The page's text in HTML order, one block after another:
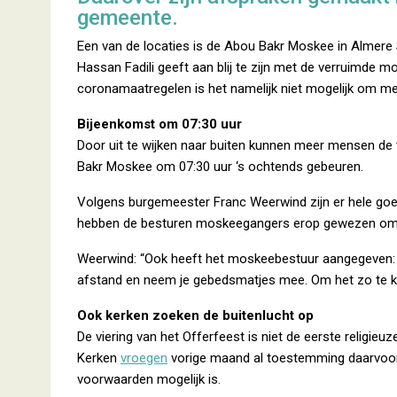
gemeente.
Een van de locaties is de Abou Bakr Moskee in
Hassan Fadili geeft aan blij te zijn met de verruimde
coronamaatregelen is het namelijk niet mogelijk om
Bijeenkomst om 07:30 uur
Door uit te wijken naar buiten kunnen meer mensen
Bakr Moskee om 07:30 uur ‘s ochtends gebeuren.
Volgens burgemeester Franc Weerwind zijn er hele
hebben de besturen moskeegangers erop gewezen
Weerwind: “Ook heeft het moskeebestuur
afstand en neem je gebedsmatjes mee. Om het zo te
Ook kerken zoeken de buitenlucht op
De viering van het Offerfeest is niet de eerste
Kerken vroegen vorige maand al toestemming
voorwaarden mogelijk is.